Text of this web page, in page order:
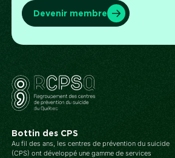
Devenir membre
Bottin des CPS
Au fil des ans, les centres de prévention du suicide
(CPS) ont développé une gamme de services